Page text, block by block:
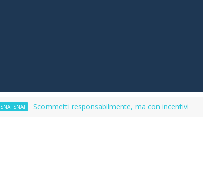
Scommetti responsabilmente, ma con incentivi